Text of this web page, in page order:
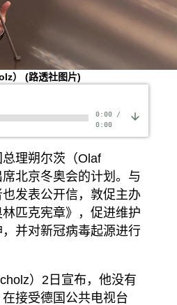
）(路透社图片)
0:00/
0:00
理朔尔茨（Olaf
北京冬奥会的计划。与
发表公开信，敦促主办
匹克宪章》，促进维护
并对新冠病毒起源进行
）2日宣布，他没有
接受德国公共电视台